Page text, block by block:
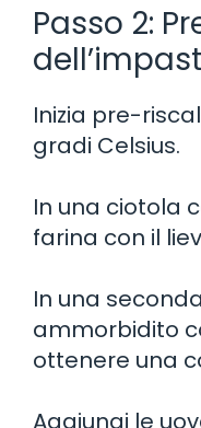
Passo 2:
Inizia pre-
gradi Celsius.
In una ciotola
farina con il
In una
ammorbidito
ottenere una
Aggiungi le